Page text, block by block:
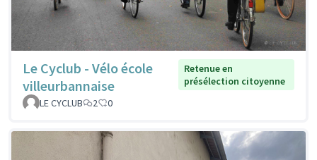
Le Cyclub - Vélo école
villeurbannaise
Retenue en
présélection citoyenne
LE CYCLUB
2 0